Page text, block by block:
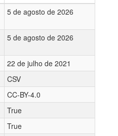
5 de agosto de 2026
5 de agosto de 2026
22 de julho de 2021
CSV
CC-BY-4.0
True
True